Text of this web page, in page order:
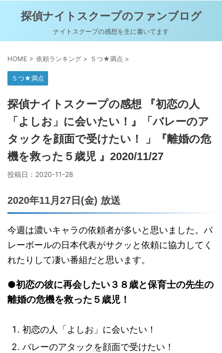
探偵ナイトスクープのファンブログ
ナイトスクープの感想を主に書いてます
HOME > 依頼ランキング > ５つ★満点 >
５つ★満点
探偵ナイトスクープの感想 『初恋の人
「よしお」に会いたい！』「バレーのア
タックを顔面で受けたい！ 」『離婚の危
機を救った５歳児 』2020/11/27
投稿日： 2020-11-28
2020年11月27日(金) 放送
今週は濃いキャラの依頼者が多いと思いました。バ
レーボールの日本代表がサクッと依頼に協力してく
れたりして凄い番組だと思います。
●初恋の彼に再会したい３８歳と保育士の先生の
離婚の危機を救った５歳児！
初恋の人「よしお」に会いたい！
バレーのアタックを顔面で受けたい！